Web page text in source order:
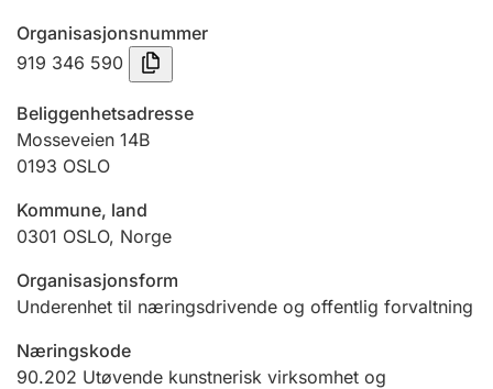
Tinglysing
Jeger
Betaling og jegeravgiftskort
Ektepaktveileder
Organisasjonsnummer
919 346 590
Beliggenhetsadresse
Mosseveien 14B
0193 OSLO
Kommune, land
0301 OSLO, Norge
Organisasjonsform
Underenhet til næringsdrivende og offentlig forvaltning
Næringskode
90.202 Utøvende kunstnerisk virksomhet og